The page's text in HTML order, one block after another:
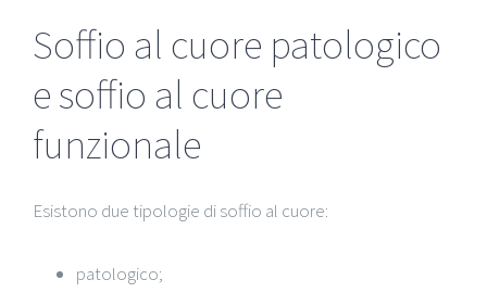
Soffio al cuore patologico
e soffio al cuore
funzionale
Esistono due tipologie di soffio al cuore:
patologico;